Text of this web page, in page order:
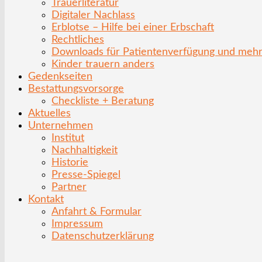
Trauerliteratur
Digitaler Nachlass
Erblotse – Hilfe bei einer Erbschaft
Rechtliches
Downloads für Patientenverfügung und mehr
Kinder trauern anders
Gedenkseiten
Bestattungsvorsorge
Checkliste + Beratung
Aktuelles
Unternehmen
Institut
Nachhaltigkeit
Historie
Presse-Spiegel
Partner
Kontakt
Anfahrt & Formular
Impressum
Datenschutzerklärung